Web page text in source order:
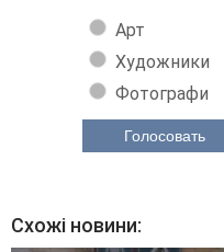
Арт
Художники
Фотографи
Голосовать
Схожі новини: